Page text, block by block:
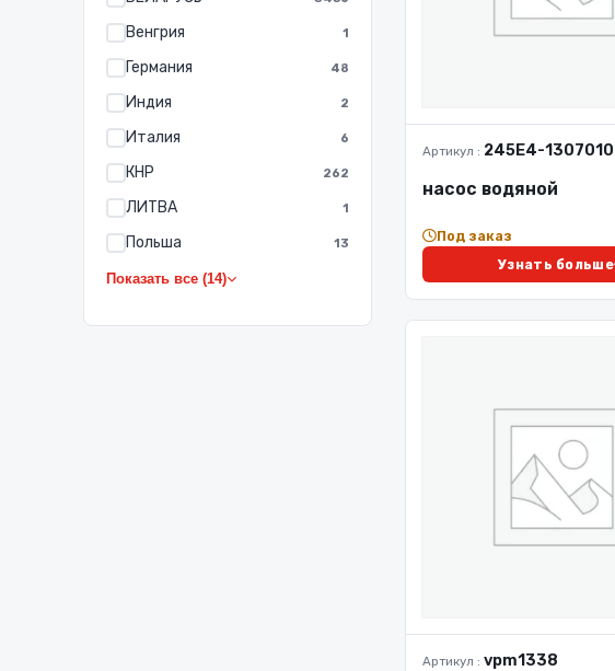
Венгрия 1
Германия 48
Индия 2
Италия 6
КНР 262
ЛИТВА 1
Польша 13
Показать все (14)
Артикул : 245Е4-1307010
насос водяной
Под заказ
Узнать больше
Артикул : vpm1338